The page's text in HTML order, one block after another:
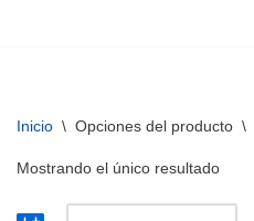
Inicio \ Opciones del producto \
Mostrando el único resultado